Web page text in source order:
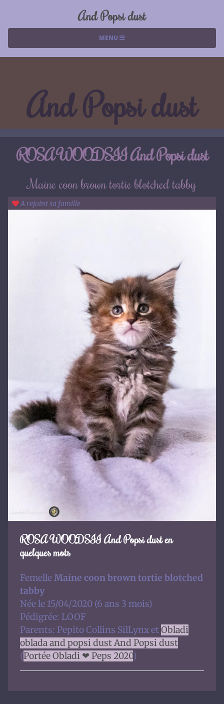
And Popsi dust
MENU
And Popsi dust
ROSA WOODSII And Popsi dust
Maine coon brown tortie blotched tabby
A rejoint sa famille
ROSA WOODSII And Popsi dust en
quelques mots
FemelleMaine coon brown tortie blotched
tabby
Née le 15/04/2020 (6 ans 3 mois)
Pédigrée: LOOF
Parents: Pepito Collins SilLynx et Obladi
oblada and popsi dust And Popsi dust
(Portée Obladi ❤ Peps 2020)